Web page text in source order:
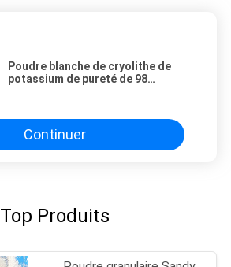
Poudre blanche de cryolithe de
potassium de pureté de 98
Continuer
Top Produits